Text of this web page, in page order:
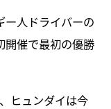
ー人ドライバーの
開催で最初の優勝
ヒュンダイは今